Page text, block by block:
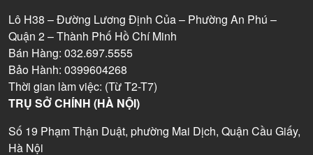
Lô H38 – Đường Lương Định Của – Phường An Phú –
Quận 2 – Thành Phố Hồ Chí Minh
Bán Hàng: 032.697.5555
Bảo Hành: 0399604268
Thời gian làm việc: (Từ T2-T7)
TRỤ SỞ CHÍNH (HÀ NỘI)
Số 19 Phạm Thận Duật, phường Mai Dịch, Quận Cầu Giấy,
Hà Nội